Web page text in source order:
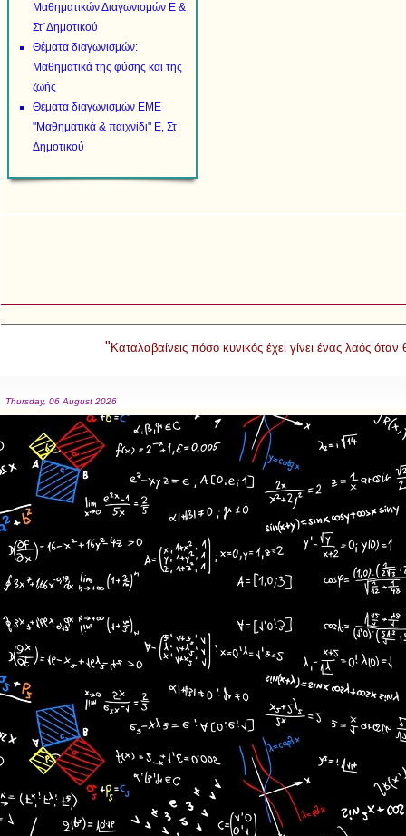
Μαθηματικών Διαγωνισμών Ε &
Στ΄Δημοτικού
Θέματα διαγωνισμών:
Μαθηματικά της φύσης και της
ζωής
Θέματα διαγωνισμών ΕΜΕ
"Μαθηματικά & παιχνίδι" Ε, Στ
Δημοτικού
" Καταλαβαίνεις πόσο κυνικός έχει γίνει ένας λαός
Thursday, 06 August 2026